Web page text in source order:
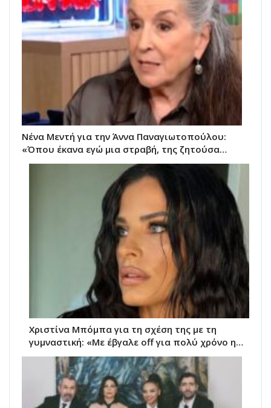
Νένα Μεντή για την Άννα Παναγιωτοπούλου:
«Όπου έκανα εγώ μια στραβή, της ζητούσα…
Χριστίνα Μπόμπα για τη σχέση της με τη
γυμναστική: «Με έβγαλε off για πολύ χρόνο η…